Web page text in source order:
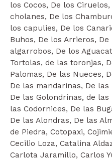
los Cocos, De los
cholanes, De los
los capulies, De los
Buhos, De los Arrieros, De
algarrobos, De los
Tortolas, de las toronjas,
Palomas, De las Nueces,
De las mandarinas, De las
De las Golondrinas, de las
las Codornices, De las
De las Alondras, De las
de Piedra, Cotopaxi,
Cecilio Loza, Catalina
Carlota Jaramillo, Carlos